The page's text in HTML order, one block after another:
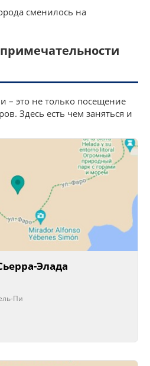
сменилось на
– это не только посещение
Здесь есть чем заняться и
Элада
Пи